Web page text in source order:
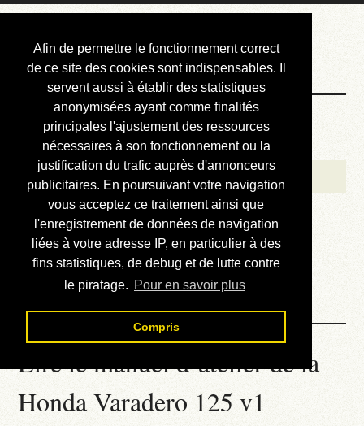
Afin de permettre le fonctionnement correct
de ce site des cookies sont indispensables. Il
servent aussi à établir des statistiques
anonymisées ayant comme finalités
principales l'ajustement des ressources
nécessaires à son fonctionnement ou la
justification du trafic auprès d'annonceurs
publicitaires. En poursuivant votre navigation
vous acceptez ce traitement ainsi que
l'enregistrement de données de navigation
liées à votre adresse IP, en particulier à des
fins statistiques, de debug et de lutte contre
le piratage. Pour en savoir plus
Compris
Courbis, « LE »
Blog Officiel
Bienvenue
Réalisations
Divers (et d’été)
Annonces
Liens externes
Téléchargement
Contact
Lire le manuel d’atelier de la
Honda Varadero 125 v1